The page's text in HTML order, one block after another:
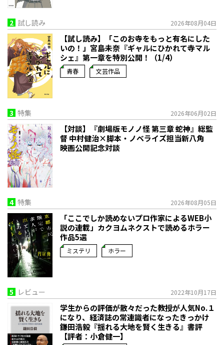
2 試し読み 2026年08月04日
【試し読み】「このお寺をもっと有名にした
いの！」宮島未奈『ギャルにひかれて寺マル
シェ』第一章を特別公開！（1/4）
青春 文芸作品
3 特集 2026年06月02日
【対談】『劇場版モノノ怪 第三章 蛇神』総監
督 中村健治×脚本・ノベライズ担当新八角
映画公開記念対談
4 特集 2026年08月05日
「ここでしか読めないプロ作家によるWEB小
説の連載」――カクヨムネクストで読めるホラー
作品5選
ミステリ ホラー
5 レビュー 2022年10月17日
学生からの評価が散々だった教授が人気No.１
になり、経済誌の常連識者になったきっかけ――
鎌田浩毅『揺れる大地を賢く生きる』書評
【評者：小倉健一】